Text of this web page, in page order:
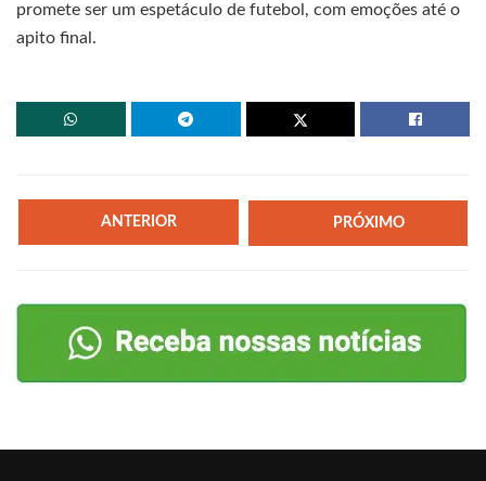
promete ser um espetáculo de futebol, com emoções até o
apito final.
ANTERIOR PRÓXIMO